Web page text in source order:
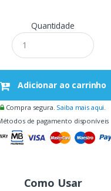
Quantidade
Adicionar ao carrinho
Compra segura. Saiba mais aqui.
de pagamento disponíveis
Como Usar